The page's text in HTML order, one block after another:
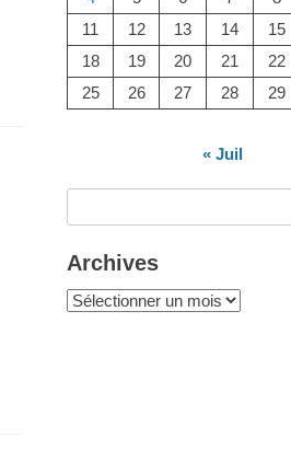
11
12 13 14 15
18
19 20 21 22
25
26 27 28 29
« Juil
Archives
Archives